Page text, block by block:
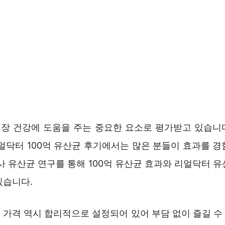
건강에 도움을 주는 중요한 요소로 평가받고 있습니
닥터 100억 유산균 후기에서는 많은 분들이 효과를 경
유산균 연구를 통해 100억 유산균 효과와 리얼닥터
습니다.
격 역시 합리적으로 설정되어 있어 부담 없이 즐길